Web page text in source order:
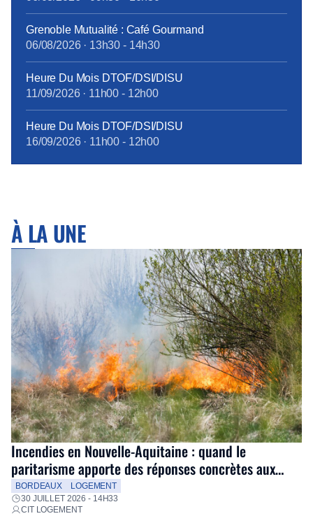
traitement touche à sa fin, grâce à la ténacité de la
CFE-CGC Orange : à compter du 1er janvier 2018,
tous les personnels bénéficieront des mêmes
garanties.
tract_complémentaire_santé_octobre2017.pdf
Grenoble Mutualité : Café Gourmand
06/08/2026· 13h30 - 14h30
Heure Du Mois DTOF/DSI/DISU
11/09/2026· 11h00 - 12h00
Heure Du Mois DTOF/DSI/DISU
16/09/2026· 11h00 - 12h00
À LA UNE
Incendies en Nouvelle-Aquitaine : quand le
paritarisme apporte des réponses concrètes aux
salariés
BORDEAUX
LOGEMENT
30 JUILLET 2026 - 14H33
CIT LOGEMENT